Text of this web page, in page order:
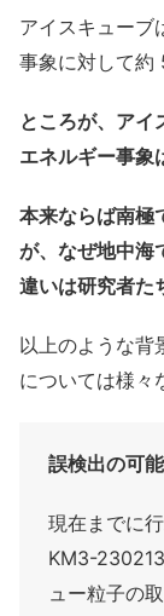
アイスキューブ
事象に対して約
ところが、アイ
エネルギー事象
本来ならば南極
が、なぜ地中
違いは研究者た
以上のような背
については様々
誤検出の可
現在までに
KM3-
ュー粒子の